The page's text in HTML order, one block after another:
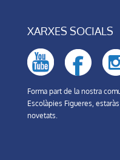
XARXES SOCIALS
Forma part de la nostra
Escolàpies Figueres,
novetats.